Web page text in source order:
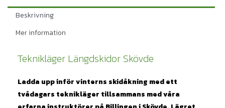
Beskrivning
Mer information
Teknikläger Längdskidor Skövde
Ladda upp inför vinterns skidåkning med ett
tvådagars teknikläger tillsammans med våra